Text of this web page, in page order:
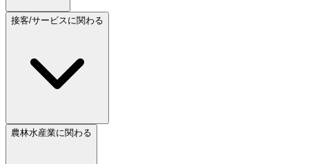
接客/サービスに関わる
農林水産業に関わる